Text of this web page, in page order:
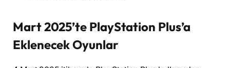
Mart 2025’te PlayStation Plus’a
Eklenecek Oyunlar